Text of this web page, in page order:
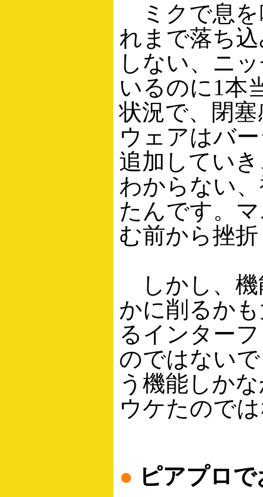
ミクで息を
れまで落ち
しない、ニ
いるのに1本
状況で、閉
ウェアはバ
追加してい
わからない
たんです。
む前から挫
しかし、機
かに削るか
るインター
のではない
う機能しか
ウケたので
● ピアプロ